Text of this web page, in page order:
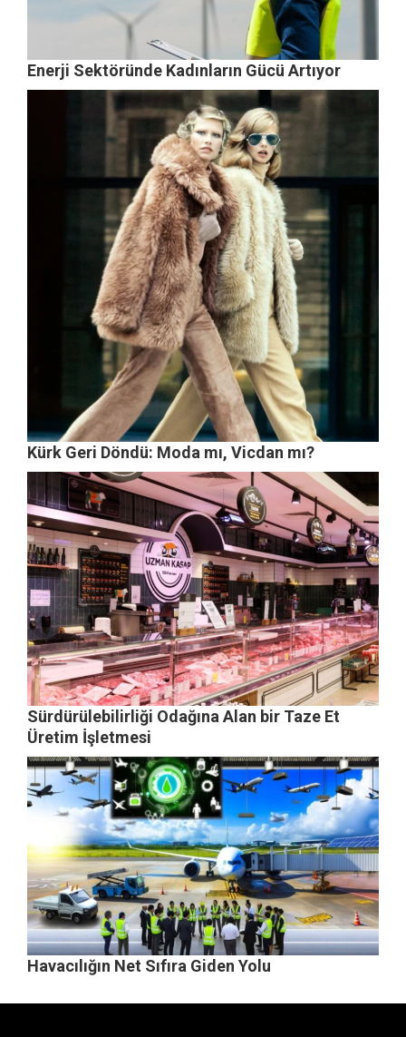
Enerji Sektöründe Kadınların Gücü Artıyor
Kürk Geri Döndü: Moda mı, Vicdan mı?
Sürdürülebilirliği Odağına Alan bir Taze Et
Üretim İşletmesi
Havacılığın Net Sıfıra Giden Yolu